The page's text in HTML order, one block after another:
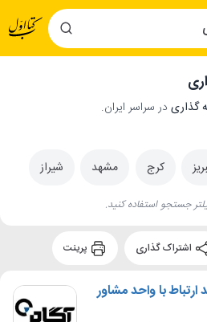
در سراسر ایران.
کرج مشهد شیراز
جستجو استفاده کنید.
با واحد مشاور